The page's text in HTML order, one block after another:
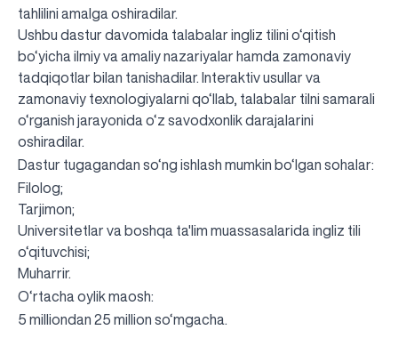
tahlilini amalga oshiradilar.
Ushbu dastur davomida talabalar ingliz tilini o‘qitish
bo‘yicha ilmiy va amaliy nazariyalar hamda zamonaviy
tadqiqotlar bilan tanishadilar. Interaktiv usullar va
zamonaviy texnologiyalarni qo‘llab, talabalar tilni samarali
o‘rganish jarayonida o‘z savodxonlik darajalarini
oshiradilar.
Dastur tugagandan so‘ng ishlash mumkin bo‘lgan sohalar:
Filolog;
Tarjimon;
Universitetlar va boshqa ta'lim muassasalarida ingliz tili
o‘qituvchisi;
Muharrir.
O‘rtacha oylik maosh:
5 milliondan 25 million so‘mgacha.
UBS professori "Yangi O‘zbekiston yosh olimlari"
qatoridan joy oldi!
Sevimli "UBS xabarnomasi" gazetamizning yangi soni
nashrdan chiqdi!
UBS faoliyati tahlili va istiqboldagi rejalar
UBS oʻqituvchilari Qirgʻizistonda malaka oshirdi
G‘alaba sari olg‘a, O‘zbekiston!
TAYINLOV
UBS OAVda
UBS va bitiruvchi talabalar viloyat hokimligi tomonidan
taqdirlandi
Til oʻrganishda Ovropacha aytganda "level up" qilishni
xohlaysizmi?
Inson kapitaliga yo‘naltirilgan investitsiya — Yangi
O‘zbekiston taraqqiyotining eng muhim tayanchi